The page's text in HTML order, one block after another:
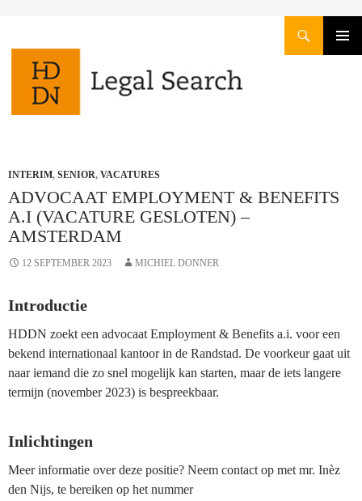
GA
NAAR
INHOUD
INTERIM, SENIOR, VACATURES
ADVOCAAT EMPLOYMENT & BENEFITS
A.I (VACATURE GESLOTEN) –
AMSTERDAM
12 SEPTEMBER 2023 MICHIEL DONNER
Introductie
HDDN zoekt een advocaat Employment & Benefits a.i. voor een
bekend internationaal kantoor in de Randstad. De voorkeur gaat uit
naar iemand die zo snel mogelijk kan starten, maar de iets langere
termijn (november 2023) is bespreekbaar.
Inlichtingen
Meer informatie over deze positie? Neem contact op met mr. Inèz
den Nijs, te bereiken op het nummer